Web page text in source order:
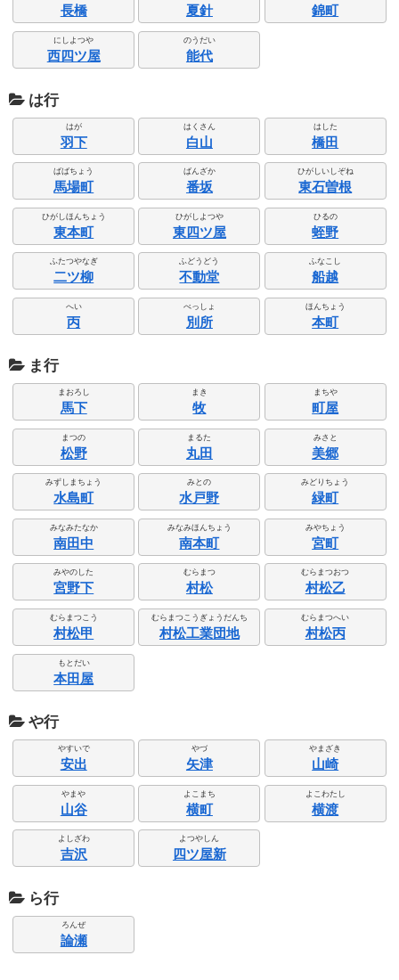
長橋 夏針 錦町
にしよつや
西四ツ屋
のうだい
能代
は行
はが
羽下
はくさん
白山
はした
橋田
ばばちょう
馬場町
ばんざか
番坂
ひがしいしぞね
東石曽根
ひがしほんちょう
東本町
ひがしよつや
東四ツ屋
ひるの
蛭野
ふたつやなぎ
二ツ柳
ふどうどう
不動堂
ふなこし
船越
へい
丙
べっしょ
別所
ほんちょう
本町
ま行
まおろし
馬下
まき
牧
まちや
町屋
まつの
松野
まるた
丸田
みさと
美郷
みずしまちょう
水島町
みとの
水戸野
みどりちょう
緑町
みなみたなか
南田中
みなみほんちょう
南本町
みやちょう
宮町
みやのした
宮野下
むらまつ
村松
むらまつおつ
村松乙
むらまつこう
村松甲
むらまつこうぎょうだんち
村松工業団地
むらまつへい
村松丙
もとだい
本田屋
や行
やすいで
安出
やづ
矢津
やまざき
山崎
やまや
山谷
よこまち
横町
よこわたし
横渡
よしざわ
吉沢
よつやしん
四ツ屋新
ら行
ろんぜ
論瀬